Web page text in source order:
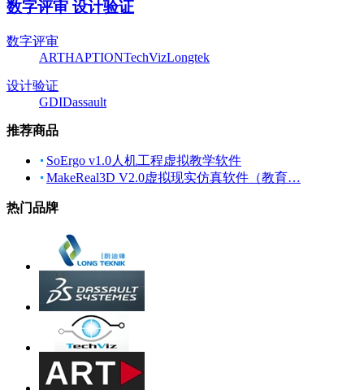
数字评审 设计验证
数字评审
ARTHAPTIONTechVizLongtek
设计验证
GDIDassault
推荐商品
SoErgo v1.0人机工程虚拟教学软件
MakeReal3D V2.0虚拟现实仿真软件（教育…
热门品牌